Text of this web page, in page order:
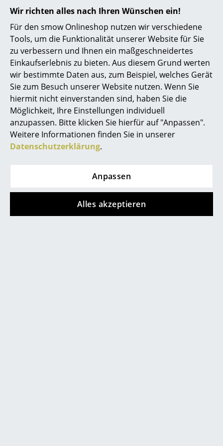
Wir richten alles nach Ihren Wünschen ein!
Für den smow Onlineshop nutzen wir verschiedene
Tools, um die Funktionalität unserer Website für Sie
zu verbessern und Ihnen ein maßgeschneidertes
Einkaufserlebnis zu bieten. Aus diesem Grund werten
wir bestimmte Daten aus, zum Beispiel, welches Gerät
Sie zum Besuch unserer Website nutzen. Wenn Sie
hiermit nicht einverstanden sind, haben Sie die
Möglichkeit, Ihre Einstellungen individuell
anzupassen. Bitte klicken Sie hierfür auf "Anpassen".
Weitere Informationen finden Sie in unserer
Datenschutzerklärung.
Anpassen
Alles akzeptieren
Akkuleuchten
... alle Leuchten
Betten
Doppelbetten
Einzelbetten
Stapelbetten
Kinderbetten
Nachttische & Bettzubehör
Uhren
Mo-Fr: 9-17 Uhr
service@smow.de